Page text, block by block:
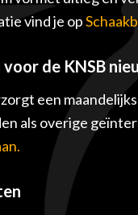
vind je op
de KNSB
een
als overige